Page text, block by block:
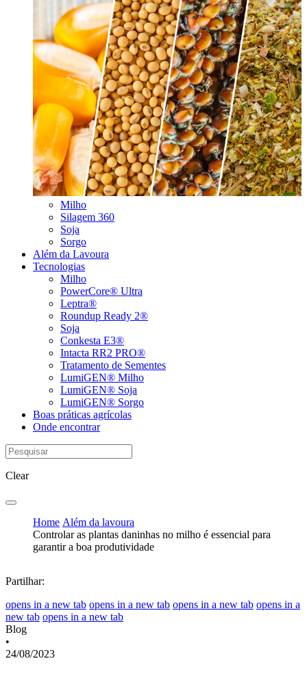
Milho
Silagem 360
Soja
Sorgo
Além da Lavoura
Tecnologias
Milho
PowerCore® Ultra
Leptra®
Roundup Ready 2®
Soja
Conkesta E3®
Intacta RR2 PRO®
Tratamento de Sementes
LumiGEN® Milho
LumiGEN® Soja
LumiGEN® Sorgo
Boas práticas agrícolas
Onde encontrar
Clear
Home Além da lavoura
Controlar as plantas daninhas no milho é essencial para
garantir a boa produtividade
Partilhar:
opens in a new tab opens in a new tab opens in a new tab opens in a
new tab opens in a new tab
Blog
•
24/08/2023